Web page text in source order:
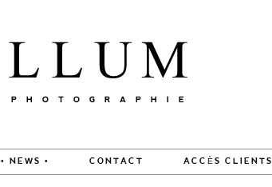
• NEWS • CONTACT ACCÈS CLIENTS